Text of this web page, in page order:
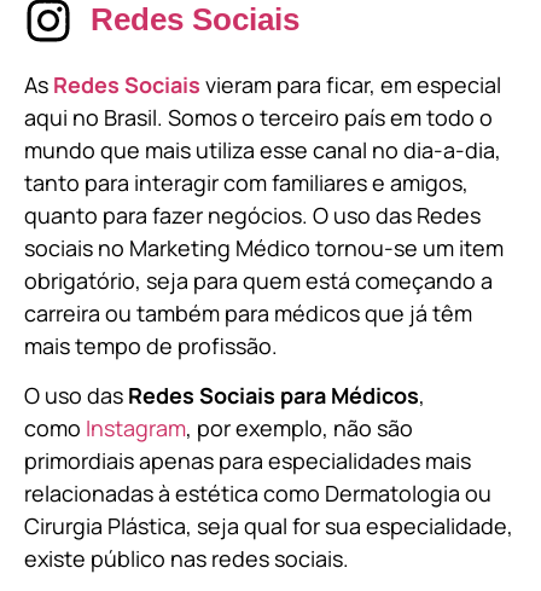
Redes Sociais
As Redes Sociais vieram para ficar, em especial
aqui no Brasil. Somos o terceiro país em todo o
mundo que mais utiliza esse canal no dia-a-dia,
tanto para interagir com familiares e amigos,
quanto para fazer negócios. O uso das Redes
sociais no Marketing Médico tornou-se um item
obrigatório, seja para quem está começando a
carreira ou também para médicos que já têm
mais tempo de profissão.
O uso das Redes Sociais para Médicos,
como Instagram, por exemplo, não são
primordiais apenas para especialidades mais
relacionadas à estética como Dermatologia ou
Cirurgia Plástica, seja qual for sua especialidade,
existe público nas redes sociais.